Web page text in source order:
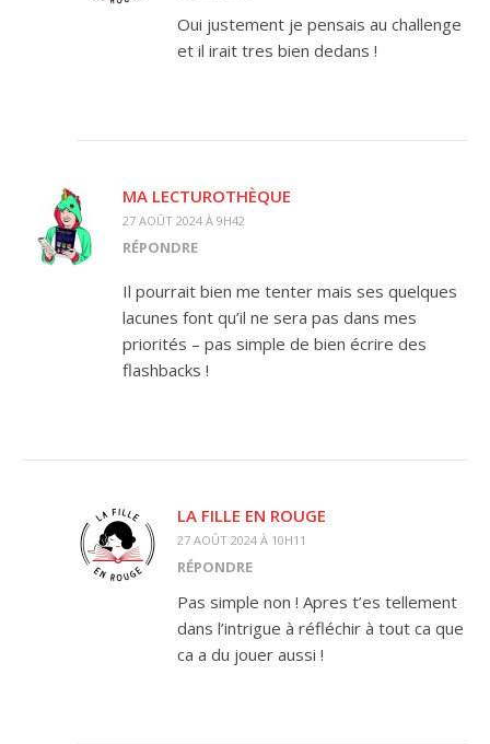
Oui justement je pensais au challenge
et il irait tres bien dedans !
MA LECTUROTHÈQUE
27 AOÛT 2024 À 9H42
RÉPONDRE
Il pourrait bien me tenter mais ses quelques
lacunes font qu’il ne sera pas dans mes
priorités – pas simple de bien écrire des
flashbacks !
LA FILLE EN ROUGE
27 AOÛT 2024 À 10H11
RÉPONDRE
Pas simple non ! Apres t’es tellement
dans l’intrigue à réfléchir à tout ca que
ca a du jouer aussi !